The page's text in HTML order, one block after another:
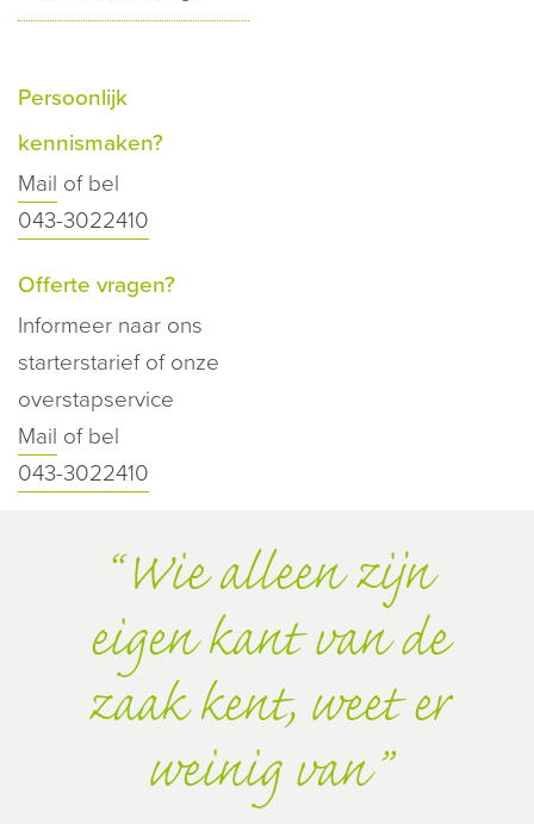
Persoonlijk
kennismaken?
Mail of bel
043-3022410
Offerte vragen?
Informeer naar ons
starterstarief of onze
overstapservice
Mail of bel
043-3022410
Wie alleen zijn
eigen kant van de
zaak kent, weet er
weinig van